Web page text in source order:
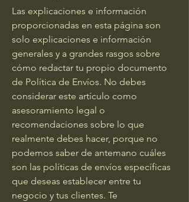
Las explicaciones e información
proporcionadas en esta página son
solo explicaciones e información
generales y a grandes rasgos sobre
cómo redactar tu propio documento
de Política de Envíos. No debes
considerar este artículo como
asesoramiento legal o
recomendaciones sobre lo que
realmente debes hacer, porque no
podemos saber de antemano cuáles
son las políticas de envíos específicas
que deseas establecer entre tu
negocio y tus clientes. Te